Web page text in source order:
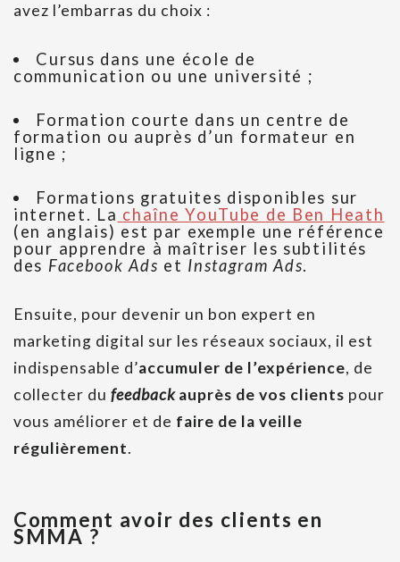
avez l’embarras du choix :
Cursus dans une école de
communication ou une université ;
Formation courte dans un centre de
formation ou auprès d’un formateur en
ligne ;
Formations gratuites disponibles sur
internet. La chaîne YouTube de Ben Heath
(en anglais) est par exemple une référence
pour apprendre à maîtriser les subtilités
des Facebook Ads et Instagram Ads.
Ensuite, pour devenir un bon expert en
marketing digital sur les réseaux sociaux, il est
indispensable d’accumuler de l’expérience, de
collecter du feedbackauprès de vos clients pour
vous améliorer et de faire de la veille
régulièrement.
Comment avoir des clients en
SMMA ?